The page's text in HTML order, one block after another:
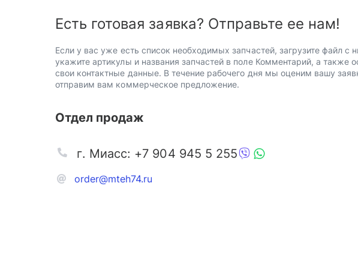
Есть готовая заявка? Отправьте ее нам!
Если у вас уже есть список необходимых запчастей, загрузите файл с
укажите артикулы и названия запчастей в поле Комментарий, а также
свои контактные данные. В течение рабочего дня мы оценим вашу
отправим вам коммерческое предложение.
Отдел продаж
order@mteh74.ru
г. Миасс: +7 904 945 5 255